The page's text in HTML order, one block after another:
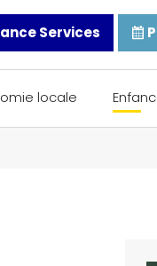
Services
locale